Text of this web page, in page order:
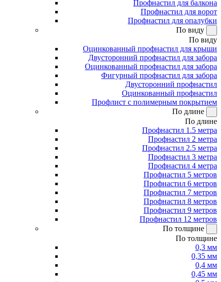
Профнастил для балкона
Профнастил для ворот
Профнастил для опалубки
По виду
По виду
Оцинкованный профнастил для крыши
Двусторонний профнастил для забора
Оцинкованный профнастил для забора
Фигурный профнастил для забора
Двусторонний профнастил
Оцинкованный профнастил
Профлист с полимерным покрытием
По длине
По длине
Профнастил 1.5 метра
Профнастил 2 метра
Профнастил 2.5 метра
Профнастил 3 метра
Профнастил 4 метра
Профнастил 5 метров
Профнастил 6 метров
Профнастил 7 метров
Профнастил 8 метров
Профнастил 9 метров
Профнастил 12 метров
По толщине
По толщине
0,3 мм
0,35 мм
0,4 мм
0,45 мм